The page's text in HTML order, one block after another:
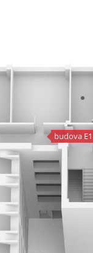
budova E1